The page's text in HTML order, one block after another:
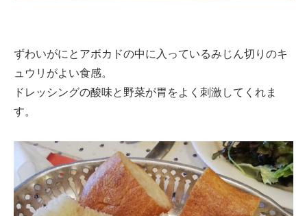
ずわいがにとアボカドの中に入っているみじん切りのキ
ュウリがよい食感。
ドレッシングの酸味と野菜が胃をよく刺激してくれま
す。